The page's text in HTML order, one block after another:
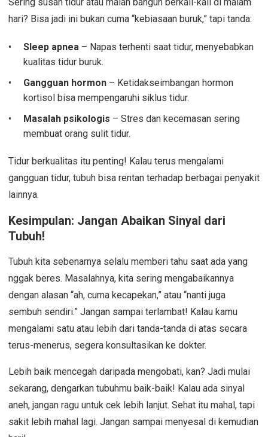
hari? Bisa jadi ini bukan cuma “kebiasaan buruk,” tapi tanda:
Sleep apnea – Napas terhenti saat tidur, menyebabkan
kualitas tidur buruk.
Gangguan hormon – Ketidakseimbangan hormon
kortisol bisa mempengaruhi siklus tidur.
Masalah psikologis – Stres dan kecemasan sering
membuat orang sulit tidur.
Tidur berkualitas itu penting! Kalau terus mengalami
gangguan tidur, tubuh bisa rentan terhadap berbagai penyakit
lainnya.
Kesimpulan: Jangan Abaikan Sinyal dari
Tubuh!
Tubuh kita sebenarnya selalu memberi tahu saat ada yang
nggak beres. Masalahnya, kita sering mengabaikannya
dengan alasan “ah, cuma kecapekan,” atau “nanti juga
sembuh sendiri.” Jangan sampai terlambat! Kalau kamu
mengalami satu atau lebih dari tanda-tanda di atas secara
terus-menerus, segera konsultasikan ke dokter.
Lebih baik mencegah daripada mengobati, kan? Jadi mulai
sekarang, dengarkan tubuhmu baik-baik! Kalau ada sinyal
aneh, jangan ragu untuk cek lebih lanjut. Sehat itu mahal, tapi
sakit lebih mahal lagi. Jangan sampai menyesal di kemudian